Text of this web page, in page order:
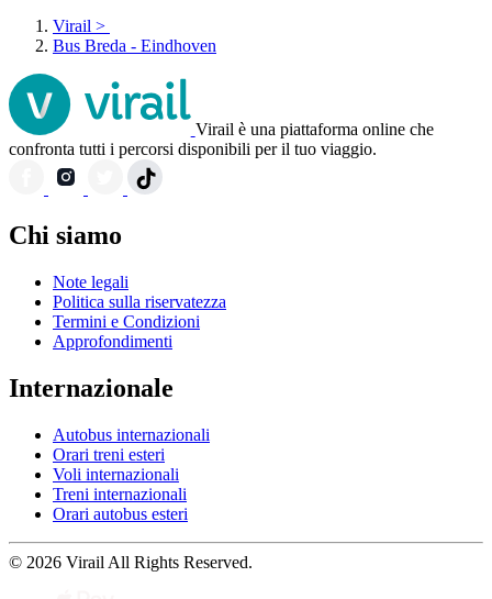
Virail >
Bus Breda - Eindhoven
Virail è una piattaforma online che
confronta tutti i percorsi disponibili per il tuo viaggio.
Chi siamo
Note legali
Politica sulla riservatezza
Termini e Condizioni
Approfondimenti
Internazionale
Autobus internazionali
Orari treni esteri
Voli internazionali
Treni internazionali
Orari autobus esteri
© 2026 Virail All Rights Reserved.